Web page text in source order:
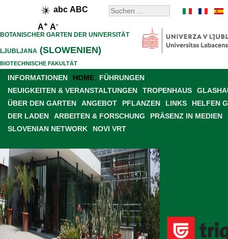
abc ABC
A+ A-
BOTANISCHER GARTEN DER UNIVERSITÄT
LJUBLJANA (SLOWENIEN)
BIOTECHNISCHE FAKULTÄT
INFORMATIONEN HOME
FÜHRUNGEN
NEUIGKEITEN & VERANSTALTUNGEN
TROPENHAUS
ÜBER DEN GARTEN
ANGEBOT PFLANZEN LINKS
HELFEN
DER LADEN
ARBEITEN & FORSCHUNG
PRÄSENZ IN MEDIEN
SLOVENIAN NETWORK
NOVI VRT